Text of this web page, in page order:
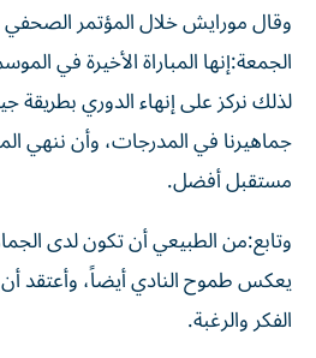
وقال مورايش خلال المؤتمر الصحفي
الجمعة:إنها المباراة الأخيرة في
لذلك نركز على إنهاء الدوري بطريقة
جماهيرنا في المدرجات، وأن ننهي
مستقبل أفضل.
وتابع:من الطبيعي أن تكون لدى
يعكس طموح النادي أيضاً، وأعتقد
الفكر والرغبة.